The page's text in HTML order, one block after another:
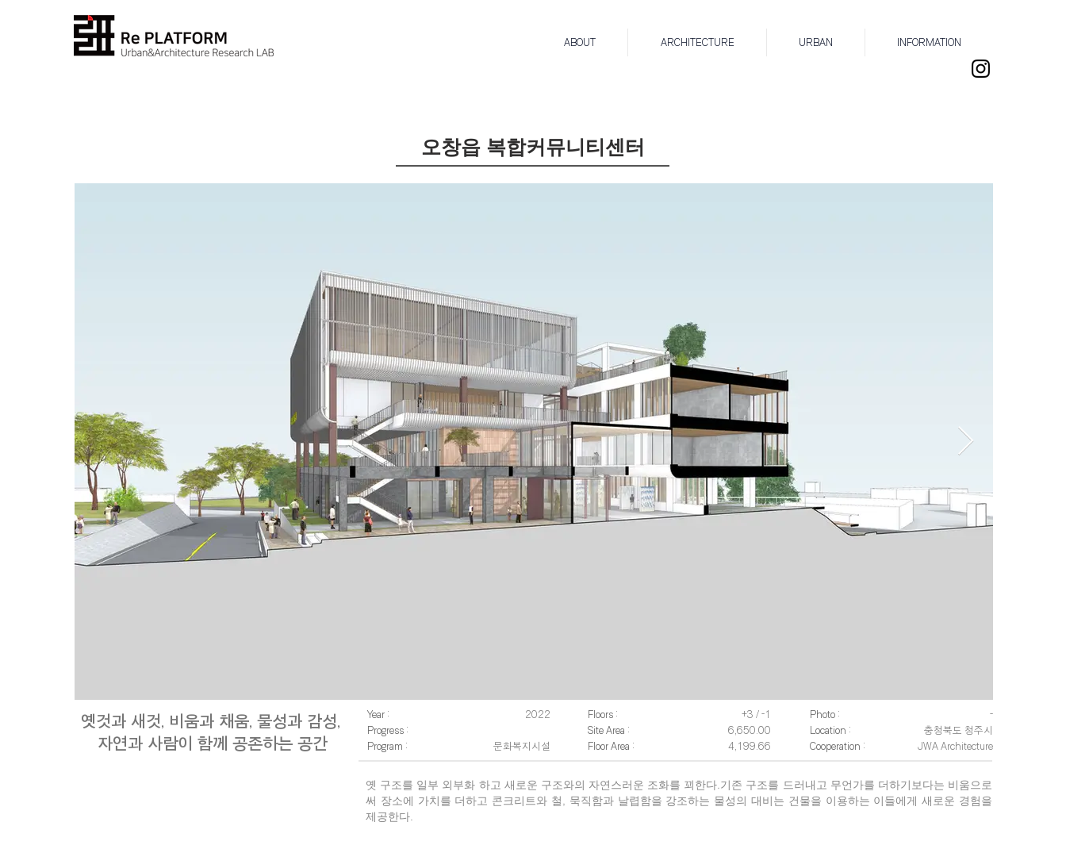
ABOUT ARCHITECTURE URBAN INFORMATION
오창읍 복합커뮤니티센터
진횐경페이지 백그라운드 이미지.jpg
옛것과 새것, 비움과 채움, 물성과 감성,
자연과 사람이 함께 공존하는 공간
Year :
2022
Progress :
Program :
문화복지시설
Floors :
+3 / -1
Site Area :
6,650.00
Floor Area :
4,199.66
Photo :
-
Location :
충청북도 청주시
Cooperation :
JWA Architecture
옛 구조를 일부 외부화 하고 새로운 구조와의 자연스러운 조화를 꾀한다.기존 구조를 드러내고 무언가를 더하기보다는 비움으로
써 장소에 가치를 더하고 콘크리트와 철, 묵직함과 날렵함을 강조하는 물성의 대비는 건물을 이용하는 이들에게 새로운 경험을
제공한다.